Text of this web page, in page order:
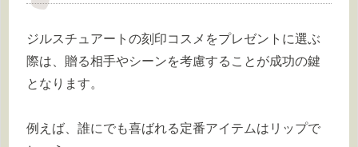
ジルスチュアートの刻印コスメをプレゼントに選ぶ
際は、贈る相手やシーンを考慮することが成功の鍵
となります。
例えば、誰にでも喜ばれる定番アイテムはリップで